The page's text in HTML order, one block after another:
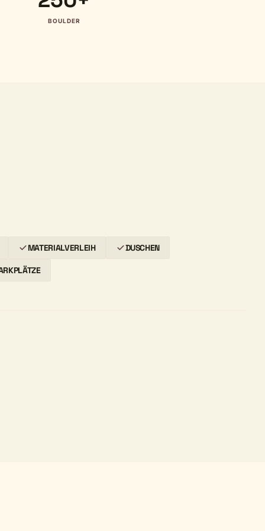
BOULDER
MATERIALVERLEIH DUSCHEN